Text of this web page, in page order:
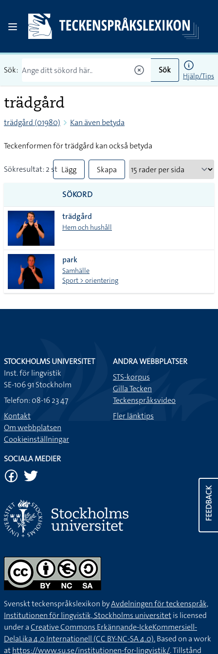
Sök: Sök
Hjälp/Tips
trädgård
trädgård (01980) Kan även betyda
Teckenformen för trädgård kan också betyda
Sökresultat: 2 st Lägg
till
alla i
lista
Skapa
SÖKORD
trädgård
Hem och hushåll
park
Samhälle
Sport > orientering
FEEDBACK
STOCKHOLMS UNIVERSITET
Inst. för lingvistik
SE-106 91 Stockholm
Telefon: 08-16 23 47
Kontakt
Om webbplatsen
Cookieinställningar
ANDRA WEBBPLATSER
STS-korpus
Gilla Tecken
Teckenspråksvideo
Fler länktips
SOCIALA MEDIER
Svenskt teckenspråkslexikon byAvdelningen för teckenspråk,
Institutionen för lingvistik, Stockholms universitetis licensed
under aCreative Commons Erkännande-IckeKommersiell-
DelaLika 4.0 Internationell (CC BY-NC-SA 4.0).Based on a work
athttps://www.su.se/institutionen-for-lingvistik/. Tillstånd